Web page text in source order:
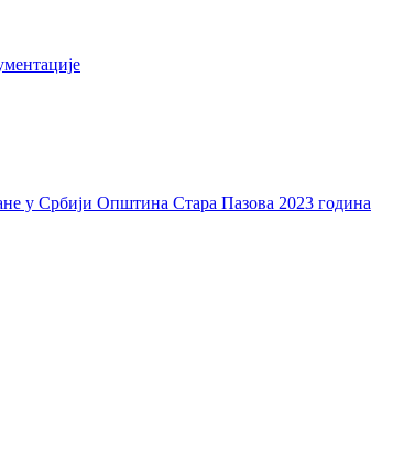
у Србији Општина Стара Пазова 2023 година